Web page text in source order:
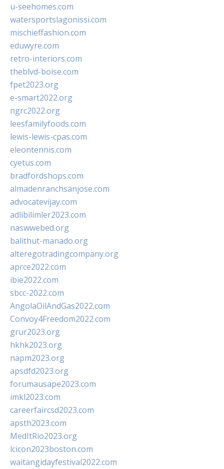
u-seehomes.com
watersportslagonissi.com
mischieffashion.com
eduwyre.com
retro-interiors.com
theblvd-boise.com
fpet2023.org
e-smart2022.org
ngrc2022.org
leesfamilyfoods.com
lewis-lewis-cpas.com
eleontennis.com
cyetus.com
bradfordshops.com
almadenranchsanjose.com
advocatevijay.com
adlibilimler2023.com
naswwebed.org
balithut-manado.org
alteregotradingcompany.org
aprce2022.com
ibie2022.com
sbcc-2022.com
AngolaOilAndGas2022.com
Convoy4Freedom2022.com
grur2023.org
hkhk2023.org
napm2023.org
apsdfd2023.org
forumausape2023.com
imkl2023.com
careerfaircsd2023.com
apsth2023.com
MedItRio2023.org
lcicon2023boston.com
waitangidayfestival2022.com